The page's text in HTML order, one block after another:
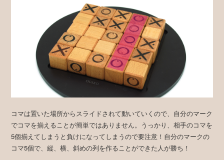
コマは置いた場所からスライドされて動いていくので、自分のマーク
でコマを揃えることが簡単ではありません。うっかり、相手のコマを
5個揃えてしまうと負けになってしまうので要注意！自分のマークの
コマ5個で、縦、横、斜めの列を作ることができた人が勝ち！